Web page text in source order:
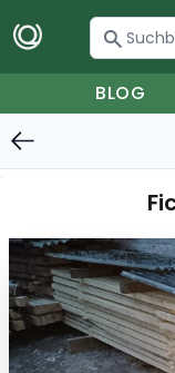
BLOG